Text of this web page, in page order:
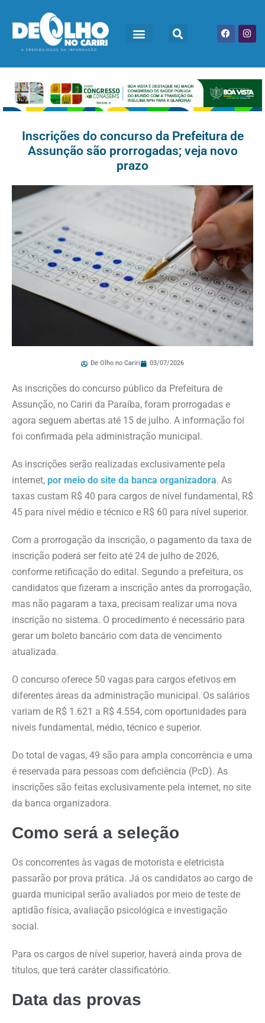
Inscrições do concurso da Prefeitura de
Assunção são prorrogadas; veja novo
prazo
De Olho no Cariri 03/07/2026
As inscrições do concurso público da Prefeitura de
Assunção, no Cariri da Paraíba, foram prorrogadas e
agora seguem abertas até 15 de julho. A informação foi
foi confirmada pela administração municipal.
As inscrições serão realizadas exclusivamente pela
internet, por meio do site da banca organizadora. As
taxas custam R$ 40 para cargos de nível fundamental, R$
45 para nível médio e técnico e R$ 60 para nível superior.
Com a prorrogação da inscrição, o pagamento da taxa de
inscrição poderá ser feito até 24 de julho de 2026,
conforme retificação do edital. Segundo a prefeitura, os
candidatos que fizeram a inscrição antes da prorrogação,
mas não pagaram a taxa, precisam realizar uma nova
inscrição no sistema. O procedimento é necessário para
gerar um boleto bancário com data de vencimento
atualizada.
O concurso oferece 50 vagas para cargos efetivos em
diferentes áreas da administração municipal. Os salários
variam de R$ 1.621 a R$ 4.554, com oportunidades para
níveis fundamental, médio, técnico e superior.
Do total de vagas, 49 são para ampla concorrência e uma
é reservada para pessoas com deficiência (PcD). As
inscrições são feitas exclusivamente pela internet, no site
da banca organizadora.
Como será a seleção
Os concorrentes às vagas de motorista e eletricista
passarão por prova prática. Já os candidatos ao cargo de
guarda municipal serão avaliados por meio de teste de
aptidão física, avaliação psicológica e investigação
social.
Para os cargos de nível superior, haverá ainda prova de
títulos, que terá caráter classificatório.
Data das provas